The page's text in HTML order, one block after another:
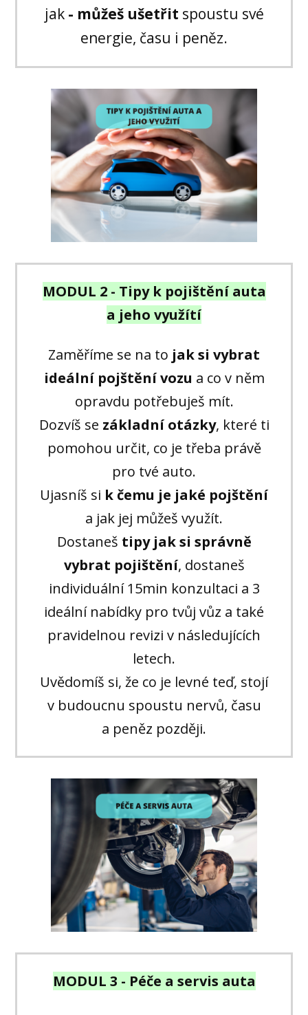
jak- můžeš ušetřit spoustu své
energie, času i peněz.
MODUL 2 - Tipy k pojištění auta
a jeho využítí
Zaměříme se na to jak si vybrat
ideální pojštění vozu a co v něm
opravdu potřebuješ mít.
Dozvíš se základní otázky, které ti
pomohou určit, co je třeba právě
pro tvé auto.
Ujasníš si k čemu je jaké pojštění
a jak jej můžeš využít.
Dostaneš tipy jak si správně
vybrat pojištění, dostaneš
individuální 15min konzultaci a 3
ideální nabídky pro tvůj vůz a také
pravidelnou revizi v následujících
letech.
Uvědomíš si, že co je levné teď, stojí
v budoucnu spoustu nervů, času
a peněz později.
MODUL 3 - Péče a servis auta